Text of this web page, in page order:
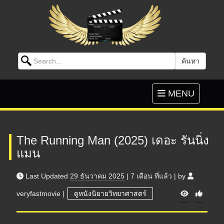
Search for: ค้นหา
Toggle
navigation
MENU
The Running Man (2025) เดอะ รันนิ่ง
แมน
Last Updated 29 ธันวาคม 2025 | 7 เดือน ที่แล้ว | by
veryfastmovie | ดูหนังนิยายวิทยาศาสตร์ V
i